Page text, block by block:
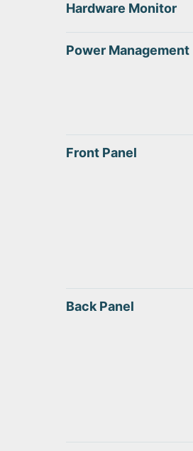
Hardware Monitor
Power Management
Front Panel
Back Panel